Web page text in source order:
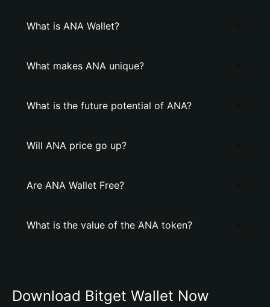
What is ANA Wallet?
What makes ANA unique?
What is the future potential of ANA?
Will ANA price go up?
Are ANA Wallet Free?
What is the value of the ANA token?
Download Bitget Wallet Now